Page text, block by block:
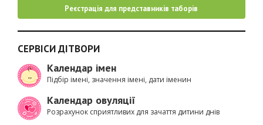
Реєстрація для представників таборів
СЕРВІСИ ДІТВОРИ
Календар імен
Підбір імені, значення імені, дати іменин
Календар овуляції
Розрахунок сприятливих для зачаття дитини днів